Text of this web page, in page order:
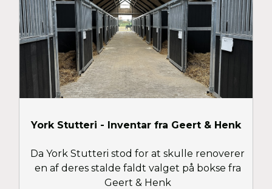
York Stutteri - Inventar fra Geert & Henk
Da York Stutteri stod for at skulle renoverer
en af deres stalde faldt valget på bokse fra
Geert & Henk